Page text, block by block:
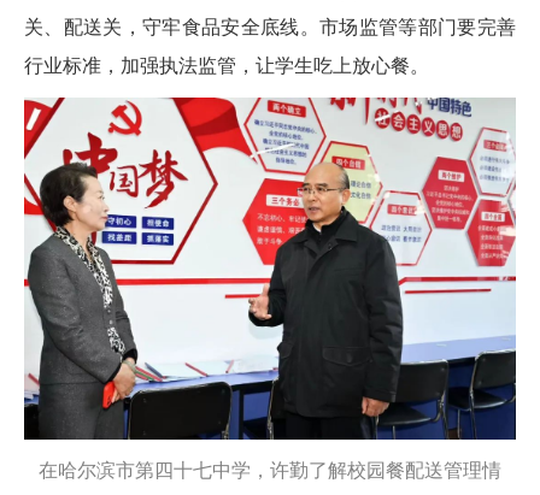
关、配送关，守牢食品安全底线。市场监管等部门要完善
行业标准，加强执法监管，让学生吃上放心餐。
在哈尔滨市第四十七中学，许勤了解校园餐配送管理情